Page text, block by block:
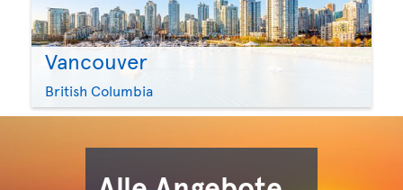
Vancouver
British Columbia